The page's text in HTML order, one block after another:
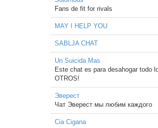
Fans de fit for rivals
MAY I HELP YOU
SABLJA CHAT
Un Suicida Mas
Este chat es para desahogar todo
OTROS!
Эверест
Чат Эверест мы любим каждого
Cia Cigana